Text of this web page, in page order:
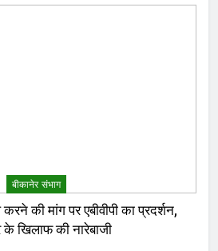
बीकानेर संभाग
की मांग पर एबीवीपी का प्रदर्शन,
खिलाफ की नारेबाजी